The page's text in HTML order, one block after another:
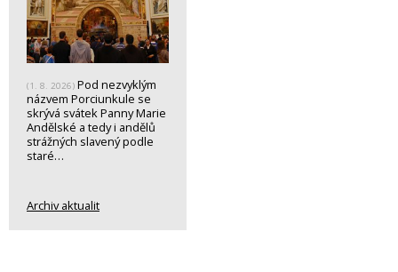
(1. 8. 2026) Pod nezvyklým
názvem Porciunkule se
skrývá svátek Panny Marie
Andělské a tedy i andělů
strážných slavený podle
staré…
Archiv aktualit